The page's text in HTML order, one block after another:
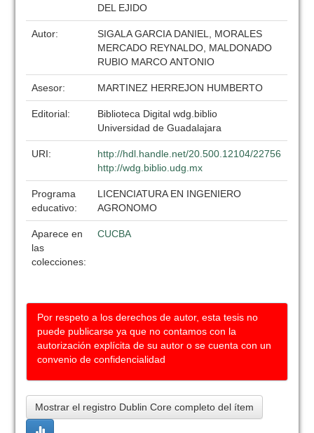
DEL EJIDO
Autor:
SIGALA GARCIA DANIEL, MORALES
MERCADO REYNALDO, MALDONADO
RUBIO MARCO ANTONIO
Asesor: MARTINEZ HERREJON HUMBERTO
Editorial:
Biblioteca Digital wdg.biblio
Universidad de Guadalajara
URI:
http://hdl.handle.net/20.500.12104/22756
http://wdg.biblio.udg.mx
Programa
educativo:
LICENCIATURA EN INGENIERO
AGRONOMO
Aparece en
las
colecciones:
CUCBA
Por respeto a los derechos de autor, esta tesis no
puede publicarse ya que no contamos con la
autorización explícita de su autor o se cuenta con un
convenio de confidencialidad
Mostrar el registro Dublin Core completo del ítem